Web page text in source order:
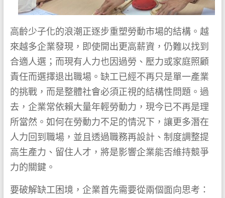
高齡少子化的浪潮正逐步重塑勞動市場的結構。越
來越多企業發現，即使開出更高薪資，仍難以找到
合適人選；而現有人力也因過勞、壓力或家庭照顧
責任而選擇退出職場。缺工已經不再只是單一產業
的挑戰，而是整體社會必須正視的結構性問題。過
去，企業常依賴大量年輕勞動力，現今已不再是理
所當然。如何在勞動力不足的情況下，讓更多潛在
人力回到職場，並且透過職務再設計、制度調整提
高生產力、留住人才，將是影響企業能否維持競爭
力的關鍵。
要破解缺工困境，企業首先需要從兩個面向思考：